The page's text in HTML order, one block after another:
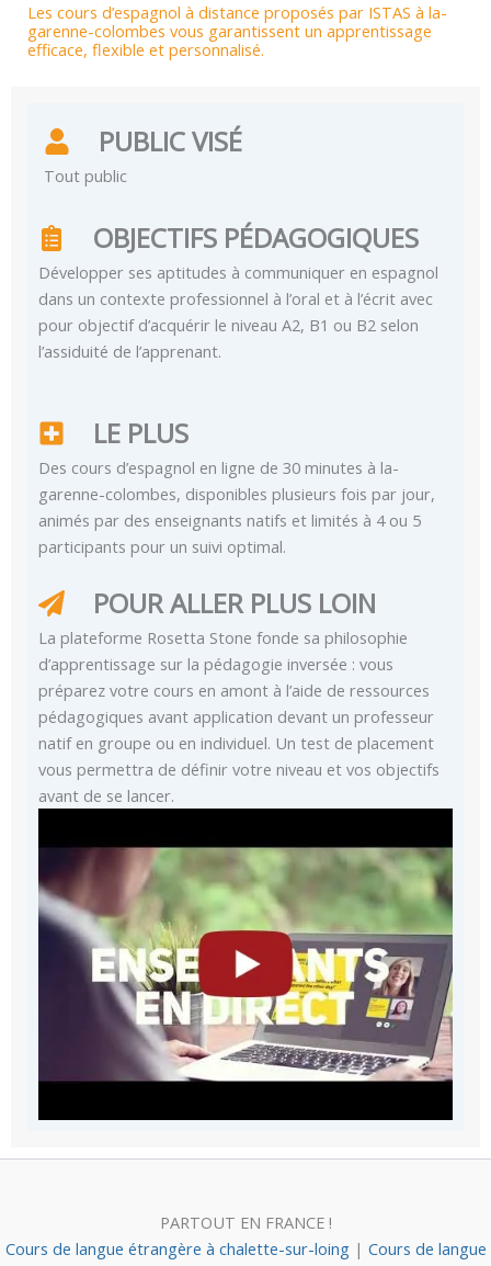
Les cours d’espagnol à distance proposés par ISTAS à la-
garenne-colombes vous garantissent un apprentissage
efficace, flexible et personnalisé.
PUBLIC VISÉ
Tout public
OBJECTIFS PÉDAGOGIQUES
Développer ses aptitudes à communiquer en espagnol
dans un contexte professionnel à l’oral et à l’écrit avec
pour objectif d’acquérir le niveau A2, B1 ou B2 selon
l’assiduité de l’apprenant.
LE PLUS
Des cours d’espagnol en ligne de 30 minutes à la-
garenne-colombes, disponibles plusieurs fois par jour,
animés par des enseignants natifs et limités à 4 ou 5
participants pour un suivi optimal.
POUR ALLER PLUS LOIN
La plateforme Rosetta Stone fonde sa philosophie
d’apprentissage sur la pédagogie inversée : vous
préparez votre cours en amont à l’aide de ressources
pédagogiques avant application devant un professeur
natif en groupe ou en individuel. Un test de placement
vous permettra de définir votre niveau et vos objectifs
avant de se lancer.
PARTOUT EN FRANCE !
Cours de langue étrangère à chalette-sur-loing | Cours de langue